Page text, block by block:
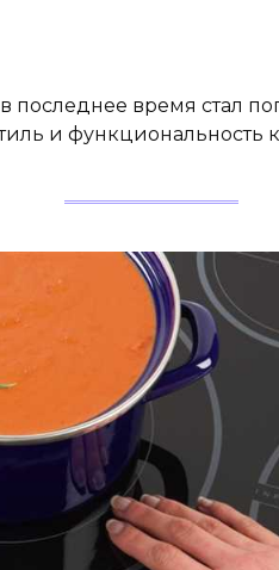
последнее время стал
и функциональность